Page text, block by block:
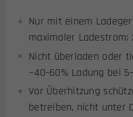
Nur mit einem
maximaler Ladestrom:
Nicht überladen oder
~40–60% Ladung bei
Vor Überhitzung
betreiben, nicht unter